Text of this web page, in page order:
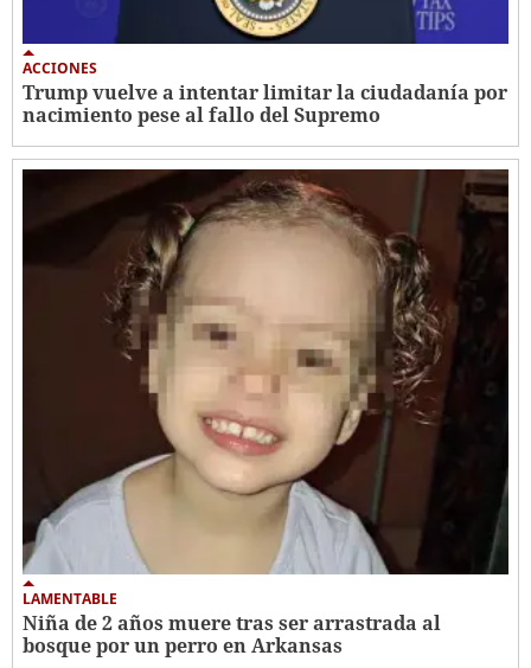
ACCIONES
Trump vuelve a intentar limitar la ciudadanía por
nacimiento pese al fallo del Supremo
LAMENTABLE
Niña de 2 años muere tras ser arrastrada al
bosque por un perro en Arkansas